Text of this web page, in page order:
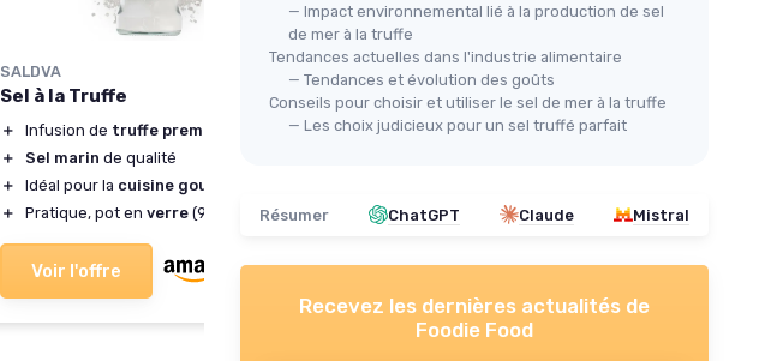
SALDVA
Sel à la Truffe
＋ Infusion de truffe premium
＋
Sel marin de qualité
＋
Idéal pour la cuisine gourmande
＋
Pratique, pot en verre (95g)
Voir l'offre
AROMATIKA TRUST THE POWER OF
＋ Puretnaturel
＋ Soulagementdu stress
Relaxant pour le bain
Beautéet soins de la peau
— Impact environnemental lié à la production de sel
de mer à la truffe
Tendances actuelles dans l'industrie alimentaire
— Tendances et évolution des goûts
Conseils pour choisir et utiliser le sel de mer à la truffe
— Les choix judicieux pour un sel truffé parfait
Résumer ChatGPT Claude Mistral
Recevez les dernières actualités de
Foodie Food